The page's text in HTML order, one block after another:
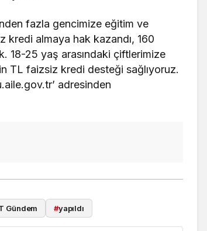
fazla gencimize eğitim ve
kredi almaya hak kazandı, 160
18-25 yaş arasındaki çiftlerimize
TL faizsiz kredi desteği sağlıyoruz.
adresinden
Gündem #yapıldı